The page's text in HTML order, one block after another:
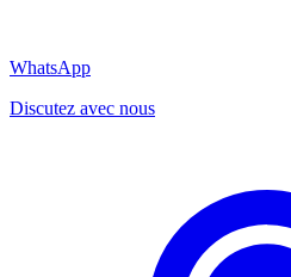
WhatsApp
Discutez avec nous